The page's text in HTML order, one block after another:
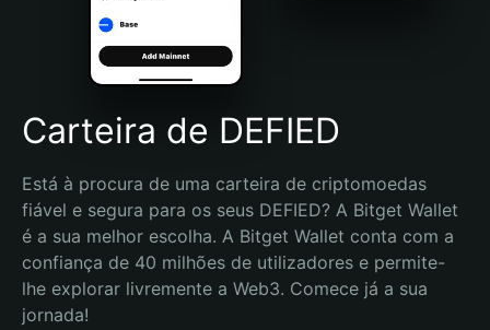
Português (Brasil)
Español (Argentina)
Carteira de DEFIED
Está à procura de uma carteira de criptomoedas
fiável e segura para os seus DEFIED? A Bitget Wallet
é a sua melhor escolha. A Bitget Wallet conta com a
confiança de 40 milhões de utilizadores e permite-
lhe explorar livremente a Web3. Comece já a sua
jornada!